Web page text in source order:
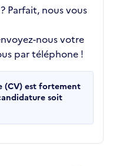
Parfait, nous vous
nous votre
par téléphone !
(CV) est fortement
soit